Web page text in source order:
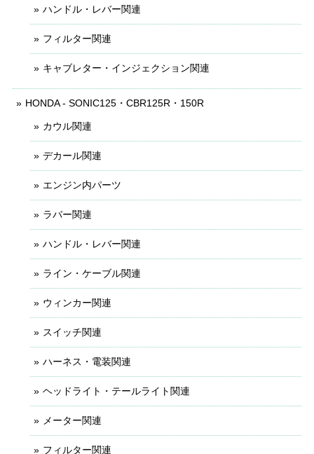
ハンドル・レバー関連
フィルター関連
キャブレター・インジェクション関連
HONDA - SONIC125・CBR125R・150R
カウル関連
デカール関連
エンジン内パーツ
ラバー関連
ハンドル・レバー関連
ライン・ケーブル関連
ウィンカー関連
スイッチ関連
ハーネス・電装関連
ヘッドライト・テールライト関連
メーター関連
フィルター関連